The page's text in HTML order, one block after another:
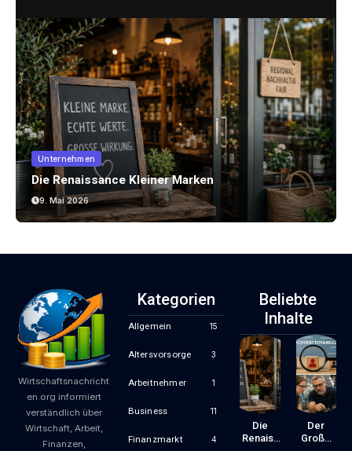
Unternehmen
Die Renaissance Kleiner Marken
9. Mai 2026
Wirtschaftsnachricht
en.org informiert
verständlich über
Wirtschaft, Arbeit,
Finanzen,
Kategorien
Allgemein 15
Altersvorsorge 3
Arbeitnehmer 1
Business 11
Finanzmarkt 4
Beliebte
Inhalte
Die
Renaiss
Der
Große